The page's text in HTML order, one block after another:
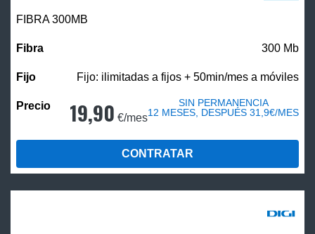
FIBRA 300MB
300 Mb
Fijo: ilimitadas a fijos + 50min/mes a móviles
19,90 €/mes
SIN PERMANENCIA
12 MESES, DESPUÉS 31,9€/MES
CONTRATAR